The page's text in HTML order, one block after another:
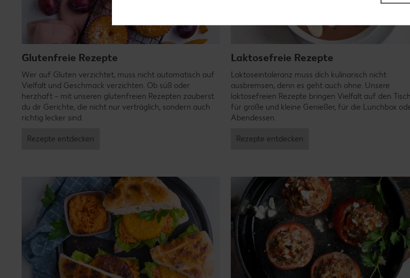
Glutenfreie Rezepte
Wer auf Gluten verzichtet, muss nicht automatisch auf
Vielfalt und Geschmack verzichten. Ob süß oder
herzhaft – mit unseren glutenfreien Rezepten zauberst
du dir Gerichte, die nicht nur verträglich, sondern auch
richtig lecker sind.
Rezepte entdecken
Laktosefreie Rezepte
Laktoseintoleranz muss dich kulinarisch nicht
ausbremsen, denn es geht auch ohne. Unsere
laktosefreien Rezepte bringen Vielfalt auf den
für große und kleine Genießer, für die Lunchbox
Abendessen.
Rezepte entdecken